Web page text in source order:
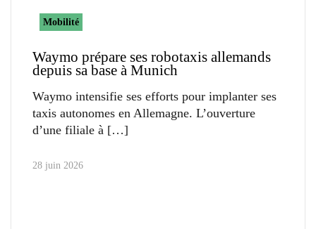
Mobilité
Waymo prépare ses robotaxis allemands
depuis sa base à Munich
Waymo intensifie ses efforts pour implanter ses
taxis autonomes en Allemagne. L’ouverture
d’une filiale à
28 juin 2026